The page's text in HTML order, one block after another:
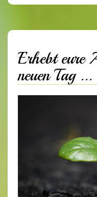
Erhebt eure
neuen Tag ...